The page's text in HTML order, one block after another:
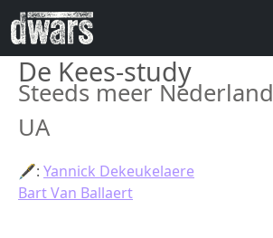
Skip to main content
De Kees-study
Steeds meer
UA
🖋: Yannick Dekeukelaere
Bart Van Ballaert